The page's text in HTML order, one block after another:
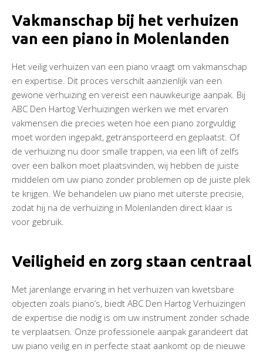
Vakmanschap bij het verhuizen
van een piano in Molenlanden
Het veilig verhuizen van een piano vraagt om vakmanschap
en expertise. Dit proces verschilt aanzienlijk van een
gewone verhuizing en vereist een nauwkeurige aanpak. Bij
ABC Den Hartog Verhuizingen werken we met ervaren
vakmensen die precies weten hoe een piano zorgvuldig
moet worden ingepakt, getransporteerd en geplaatst. Of
de verhuizing nu door smalle trappen, via een lift of zelfs
over een balkon moet plaatsvinden, wij hebben de juiste
middelen om uw piano zonder problemen op de juiste plek
te krijgen. We behandelen uw piano met uiterste precisie,
zodat hij na de verhuizing in Molenlanden direct klaar is
voor gebruik.
Veiligheid en zorg staan centraal
Met jarenlange ervaring in het verhuizen van kwetsbare
objecten zoals piano’s, biedt ABC Den Hartog Verhuizingen
de expertise die nodig is om uw instrument zonder schade
te verplaatsen. Onze professionele aanpak garandeert dat
uw piano veilig en in perfecte staat aankomt op de nieuwe